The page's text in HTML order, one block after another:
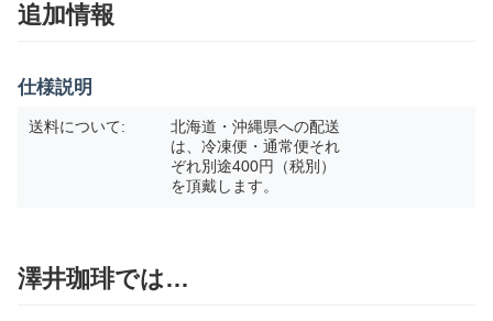
追加情報
仕様説明
送料について:
北海道・沖縄県への配送
は、冷凍便・通常便それ
ぞれ別途400円（税別）
を頂戴します。
澤井珈琲では…